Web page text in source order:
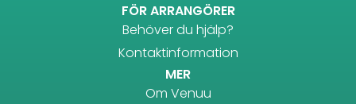
FÖR ARRANGÖRER
Behöver du hjälp?
Kontaktinformation
MER
Om Venuu